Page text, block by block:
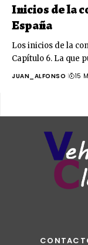
Inicios de la
España
Los inicios de la
Capítulo 6. La que
JUAN_ALFONSO 15